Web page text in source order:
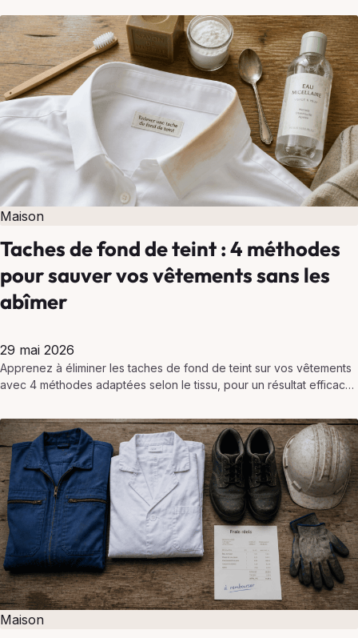
Maison
Taches de fond de teint : 4 méthodes
pour sauver vos vêtements sans les
abîmer
29 mai 2026
Apprenez à éliminer les taches de fond de teint sur vos vêtements
avec 4 méthodes adaptées selon le tissu, pour un résultat efficace
Maison